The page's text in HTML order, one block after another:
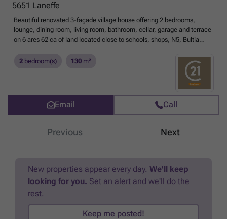
5651 Laneffe
Beautiful renovated 3-façade village house offering 2 bedrooms,
lounge, dining room, living room, bathroom, cellar, garage and terrace
on 6 ares 62 ca of land located close to schools, shops, N5, Bultia
acceptance by owners. ENERGY PERFORMANCE: PEB
N°20250517006938 - PEB: F - E spec 492 kWh/m².an - E total: 75.196
2 bedroom(s) 130 m²
Email Call
Previous Next
New properties appear every day. We'll keep
looking for you. Set an alert and we'll do the
rest.
Keep me posted!